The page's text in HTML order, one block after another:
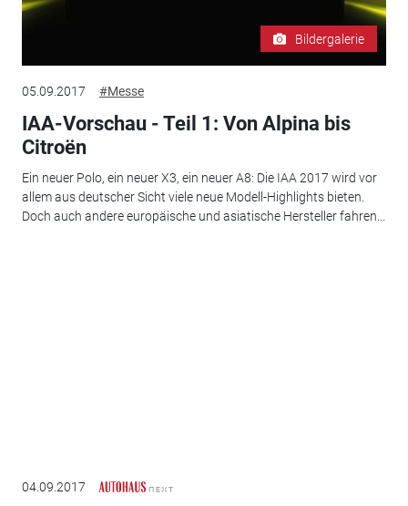
Bildergalerie
05.09.2017 #Messe
IAA-Vorschau - Teil 1: Von Alpina bis
Citroën
Ein neuer Polo, ein neuer X3, ein neuer A8: Die IAA 2017 wird vor
allem aus deutscher Sicht viele neue Modell-Highlights bieten.
Doch auch andere europäische und asiatische Hersteller fahren...
04.09.2017